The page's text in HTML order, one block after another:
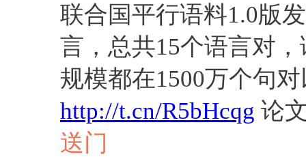
联合国平行语料1.0版
言，总共15个语言对
规模都在1500万个句
http://t.cn/R5bHcqg 论
送门